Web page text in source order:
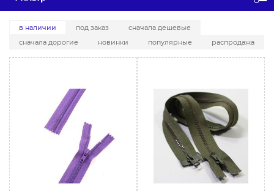
в наличии под заказ
сначала дешевые
сначала дорогие
новинки популярные распродажа